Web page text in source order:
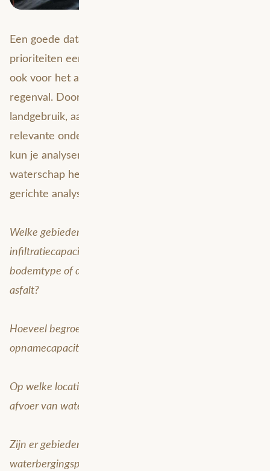
Een goede data-analyse kan het stellen van
prioriteiten een stuk eenvoudiger maken. Dit geldt
ook voor het analyseren van de gevolgen van
regenval. Door data over bodemgesteldheid,
landgebruik, aanwezige infrastructuur en andere
relevante onderwerpen samen te brengen in je GIS,
kun je analyseren welke gebieden binnen je
waterschap het meeste aandacht nodig hebben. Een
gerichte analyse beantwoordt vragen zoals:
Welke gebieden hebben een hoge of een lage
infiltratiecapaciteit? Bijvoorbeeld door toedoen van het
bodemtype of de aanwezigheid van veel (of weinig)
asfalt?
Hoeveel begroeiing is er in bepaald gebied en wat is de
opnamecapaciteit van deze vegetatie?
Op welke locaties is het riool overbelast en waar is de
afvoer van water juist heel efficiënt?
Zijn er gebieden met meer of juist minder
waterbergingsprojecten en welke invloed heeft dit op